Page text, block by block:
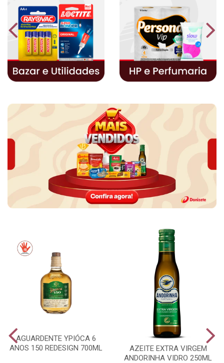
AGUARDENTE YPIÓCA 6
ANOS 150 REDESIGN 700ML
AZEITE EXTRA VIRGEM
ANDORINHA VIDRO 250ML